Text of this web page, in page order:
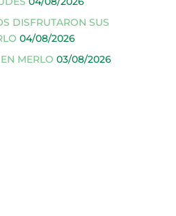
DISFRUTARON SUS
04/08/2026
MERLO 03/08/2026